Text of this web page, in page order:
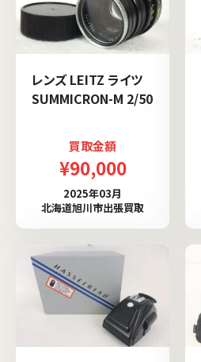
レンズ LEITZ ライツ
SUMMICRON-M 2/50
買取金額
¥90,000
2025年03月
北海道旭川市出張買取